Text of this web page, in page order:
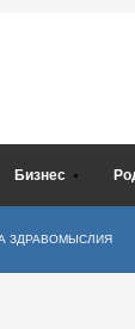
Бизнес
ЗДРАВОМЫСЛИЯ